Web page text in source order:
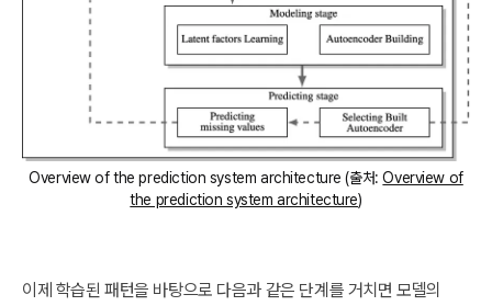
Overview of the prediction system architecture (출처:Overview of
the prediction system architecture)
이제 학습된 패턴을 바탕으로 다음과 같은 단계를 거치면 모델의